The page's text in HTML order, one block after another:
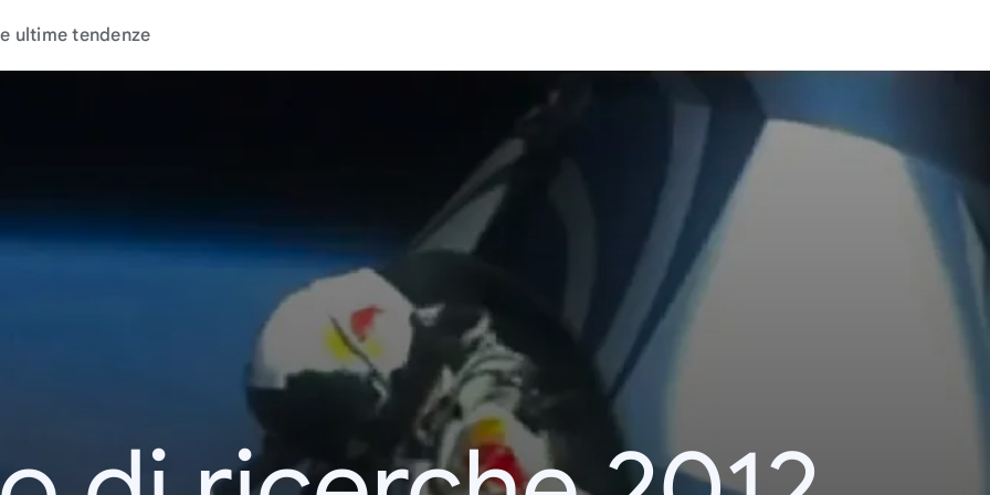
ultime tendenze